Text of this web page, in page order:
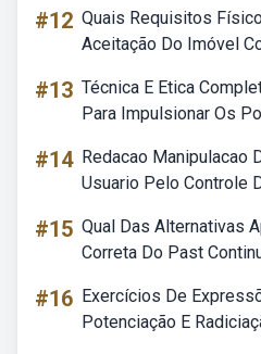
#12 Quais Requisitos
Aceitação Do Imóvel
#13 Técnica E Etica
Para Impulsionar Os
#14 Redacao Manipulacao
Usuario Pelo Controle
#15 Qual Das Alternativas
Correta Do Past
#16 Exercícios De
Potenciação E